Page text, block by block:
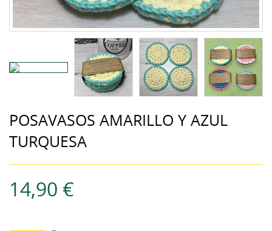
POSAVASOS AMARILLO Y AZUL
TURQUESA
14,90 €